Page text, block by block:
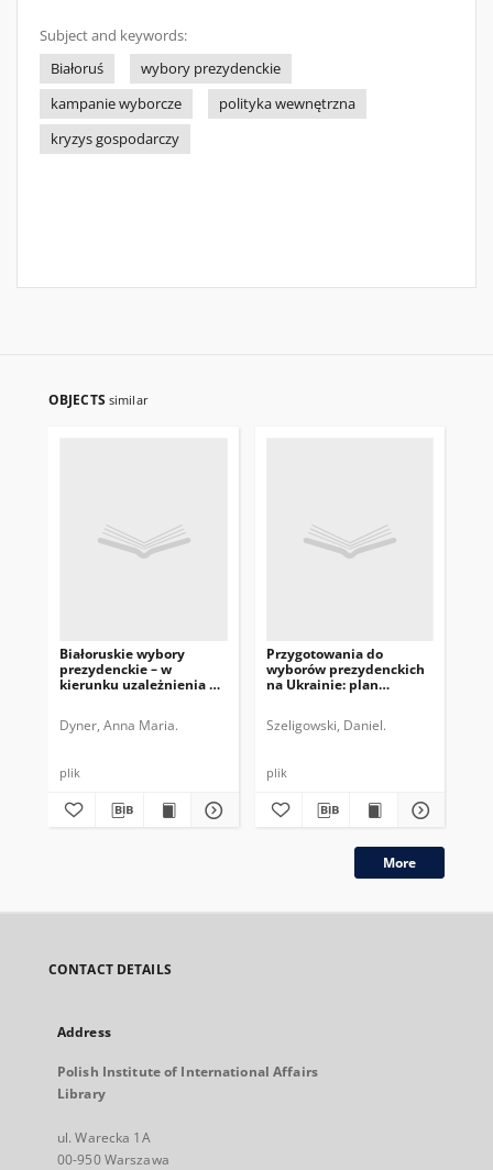
Subject and keywords:
Białoruś
wybory prezydenckie
kampanie wyborcze
polityka wewnętrzna
kryzys gospodarczy
OBJECTS similar
Białoruskie wybory
prezydenckie – w
kierunku uzależnienia od
Dyner, Anna Maria.
plik
Przygotowania do
wyborów prezydenckich
na Ukrainie: plan
Szeligowski, Daniel.
plik
More
CONTACT DETAILS
Address
Polish Institute of International Affairs
Library
ul. Warecka 1A
00-950 Warszawa